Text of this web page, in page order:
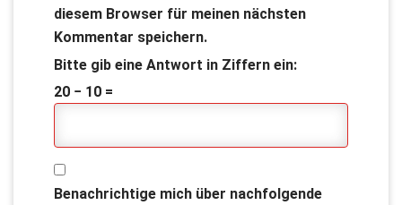
diesem Browser für meinen nächsten
Kommentar speichern.
Bitte gib eine Antwort in Ziffern ein:
20 − 10 =
Benachrichtige mich über nachfolgende